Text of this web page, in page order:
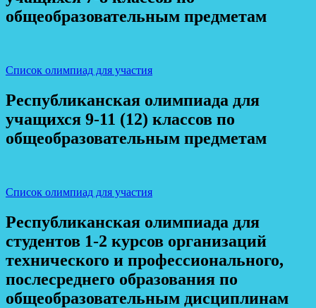
общеобразовательным предметам
Список олимпиад для участия
Республиканская олимпиада для
учащихся 9-11 (12) классов по
общеобразовательным предметам
Список олимпиад для участия
Республиканская олимпиада для
студентов 1-2 курсов организаций
технического и профессионального,
послесреднего образования по
общеобразовательным дисциплинам